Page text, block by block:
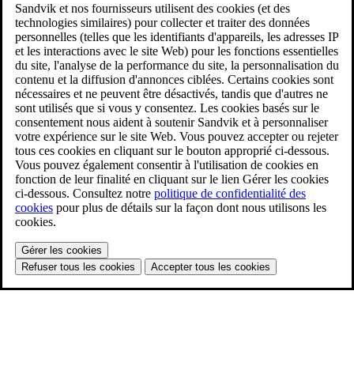
Sandvik et nos fournisseurs utilisent des cookies (et des
technologies similaires) pour collecter et traiter des données
personnelles (telles que les identifiants d'appareils, les adresses IP
et les interactions avec le site Web) pour les fonctions essentielles
du site, l'analyse de la performance du site, la personnalisation du
contenu et la diffusion d'annonces ciblées. Certains cookies sont
nécessaires et ne peuvent être désactivés, tandis que d'autres ne
sont utilisés que si vous y consentez. Les cookies basés sur le
consentement nous aident à soutenir Sandvik et à personnaliser
votre expérience sur le site Web. Vous pouvez accepter ou rejeter
tous ces cookies en cliquant sur le bouton approprié ci-dessous.
Vous pouvez également consentir à l'utilisation de cookies en
fonction de leur finalité en cliquant sur le lien Gérer les cookies
ci-dessous. Consultez notre politique de confidentialité des
cookies pour plus de détails sur la façon dont nous utilisons les
cookies.
Gérer les cookies
Refuser tous les cookies
Accepter tous les cookies